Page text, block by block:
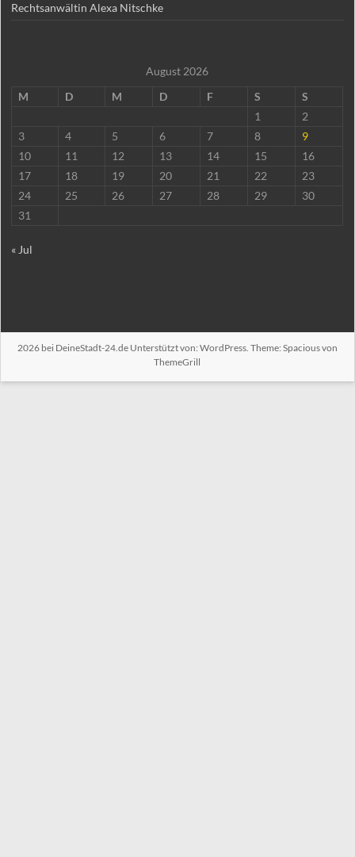
Rechtsanwältin Alexa Nitschke
August 2026
M
D M D F S
S
1
2
3
4 5 6 7 8
9
10
11 12 13 14 15
16
17
18 19 20 21 22
23
24
25 26 27 28 29
30
31
« Jul
2026 bei DeineStadt-24.deUnterstützt von: WordPress. Theme: Spacious von
ThemeGrill